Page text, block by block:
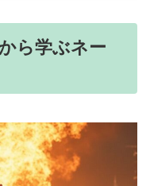
ら学ぶネー